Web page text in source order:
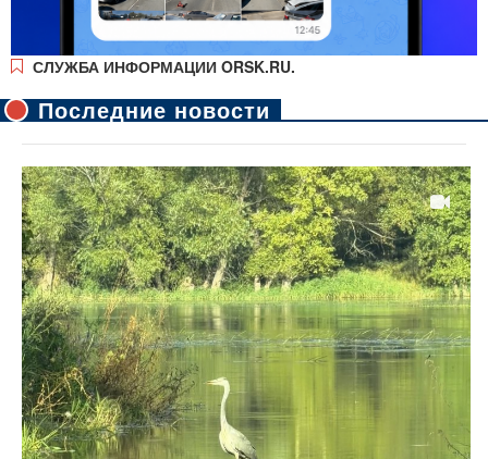
СЛУЖБА ИНФОРМАЦИИ ORSK.RU.
Последние новости